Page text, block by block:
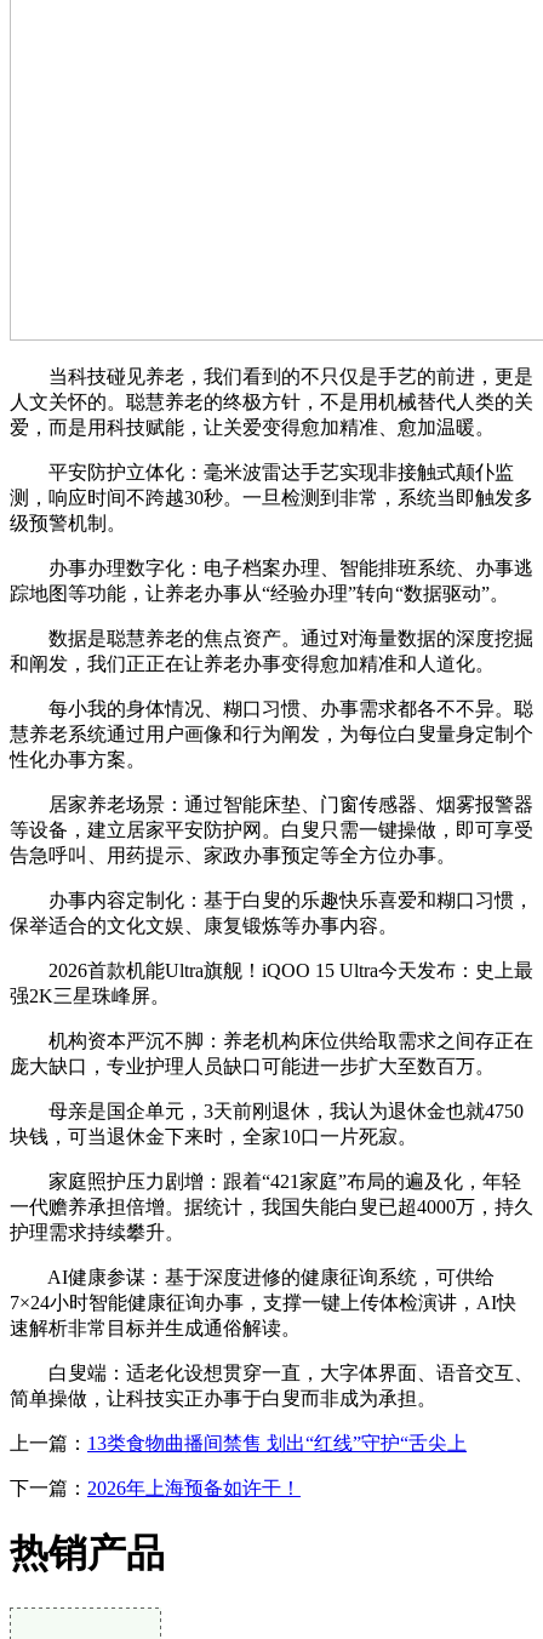
当科技碰见养老，我们看到的不只仅是手艺的前进，更是
人文关怀的。聪慧养老的终极方针，不是用机械替代人类的关
爱，而是用科技赋能，让关爱变得愈加精准、愈加温暖。
平安防护立体化：毫米波雷达手艺实现非接触式颠仆监
测，响应时间不跨越30秒。一旦检测到非常，系统当即触发多
级预警机制。
办事办理数字化：电子档案办理、智能排班系统、办事逃
踪地图等功能，让养老办事从“经验办理”转向“数据驱动”。
数据是聪慧养老的焦点资产。通过对海量数据的深度挖掘
和阐发，我们正正在让养老办事变得愈加精准和人道化。
每小我的身体情况、糊口习惯、办事需求都各不不异。聪
慧养老系统通过用户画像和行为阐发，为每位白叟量身定制个
性化办事方案。
居家养老场景：通过智能床垫、门窗传感器、烟雾报警器
等设备，建立居家平安防护网。白叟只需一键操做，即可享受
告急呼叫、用药提示、家政办事预定等全方位办事。
办事内容定制化：基于白叟的乐趣快乐喜爱和糊口习惯，
保举适合的文化文娱、康复锻炼等办事内容。
2026首款机能Ultra旗舰！iQOO 15 Ultra今天发布：史上最
强2K三星珠峰屏。
机构资本严沉不脚：养老机构床位供给取需求之间存正在
庞大缺口，专业护理人员缺口可能进一步扩大至数百万。
母亲是国企单元，3天前刚退休，我认为退休金也就4750
块钱，可当退休金下来时，全家10口一片死寂。
家庭照护压力剧增：跟着“421家庭”布局的遍及化，年轻
一代赡养承担倍增。据统计，我国失能白叟已超4000万，持久
护理需求持续攀升。
AI健康参谋：基于深度进修的健康征询系统，可供给
7×24小时智能健康征询办事，支撑一键上传体检演讲，AI快
速解析非常目标并生成通俗解读。
白叟端：适老化设想贯穿一直，大字体界面、语音交互、
简单操做，让科技实正办事于白叟而非成为承担。
上一篇： 13类食物曲播间禁售 划出“红线”守护“舌尖上
下一篇： 2026年上海预备如许干！
热销产品